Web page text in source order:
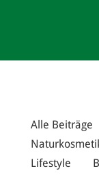
Alle Beiträge
Lifestyle